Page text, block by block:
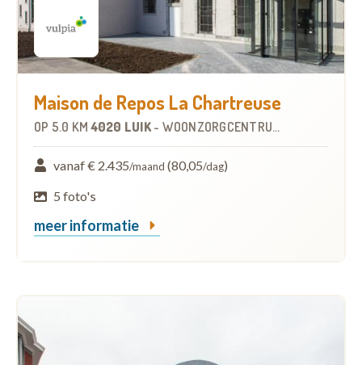
Maison de Repos La Chartreuse
OP 5.0 KM 4020 LUIK- WOONZORGCENTRUM (WZC)
vanaf € 2.435/maand (80,05/dag)
5 foto's
meer informatie